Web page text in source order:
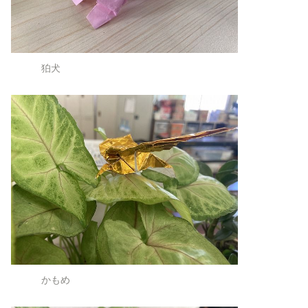
狛犬
かもめ